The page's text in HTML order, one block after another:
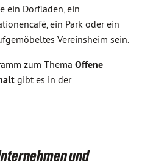
ein Dorfladen, ein
ein Park oder ein
Vereinsheim sein.
zum Thema Offene
gibt es in der
und